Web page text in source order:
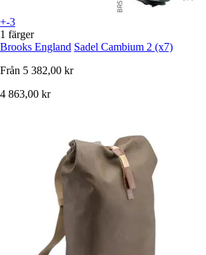
+-3
1 färger
Brooks England Sadel Cambium 2 (x7)
Från 5 382,00 kr
4 863,00 kr